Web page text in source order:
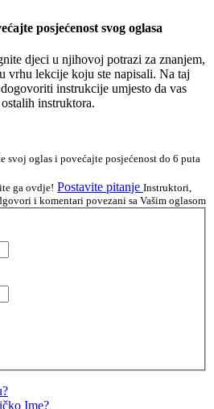
posjećenost svog oglasa
djeci u njihovoj potrazi za znanjem,
vrhu lekcije koju ste napisali. Na taj
instrukcije umjesto da vas
instruktora.
svoj oglas i povećajte posjećenost do 6 puta
ga ovdje! Postavite pitanje Instruktori,
i komentari povezani sa Vašim oglasom
Ime?